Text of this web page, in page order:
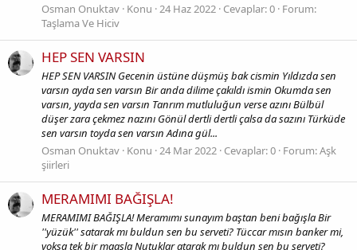
Osman Onuktav Konu 24 Haz 2022 Cevaplar: 0 Forum:
Taşlama Ve Hiciv
HEP SEN VARSIN
HEP SEN VARSIN Gecenin üstüne düşmüş bak cismin Yıldızda sen
varsın ayda sen varsın Bir anda dilime çakıldı ismin Okumda sen
varsın, yayda sen varsın Tanrım mutluluğun verse azını Bülbül
düşer zara çekmez nazını Gönül dertli dertli çalsa da sazını Türküde
sen varsın toyda sen varsın Adına gül...
Osman Onuktav Konu 24 Mar 2022 Cevaplar: 0 Forum:Aşk
şiirleri
MERAMIMI BAĞIŞLA!
MERAMIMI BAĞIŞLA! Meramımı sunayım baştan beni bağışla Bir
''yüzük'' satarak mı buldun sen bu serveti? Tüccar mısın banker mi,
yoksa tek bir maaşla Nutuklar atarak mı buldun sen bu serveti?